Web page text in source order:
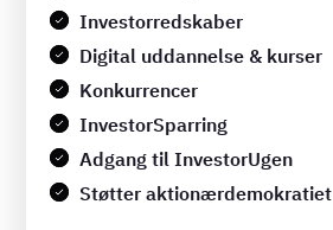
Investorredskaber
Digital uddannelse & kurser
Konkurrencer
InvestorSparring
Adgang til InvestorUgen
Støtter aktionærdemokratiet